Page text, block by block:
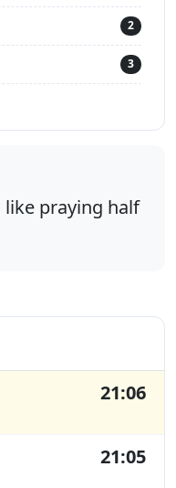
2
3
praying half
21:06
21:05